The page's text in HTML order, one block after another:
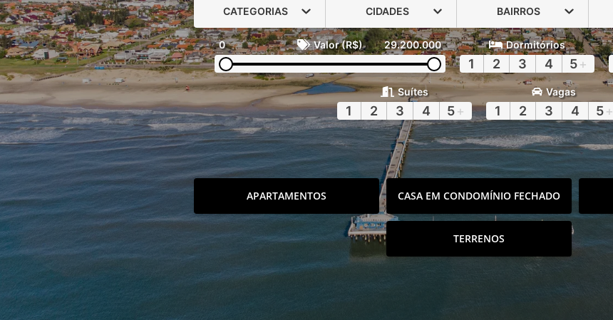
CATEGORIAS CIDADES BAIRROS
0 Valor (R$) 29.200.000 Dormitórios
1 2 3 4 5+
Suítes
1 2 3 4 5+
Vagas
1 2 3 4 5+
APARTAMENTOS CASA EM CONDOMÍNIO FECHADO
TERRENOS